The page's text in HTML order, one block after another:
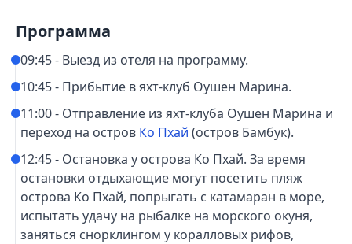
Программа
09:45 - Выезд из отеля на программу.
10:45 - Прибытие в яхт-клуб Оушен Марина.
11:00 - Отправление из яхт-клуба Оушен Марина и
переход на остров Ко Пхай (остров Бамбук).
12:45 - Остановка у острова Ко Пхай. За время
остановки отдыхающие могут посетить пляж
острова Ко Пхай, попрыгать с катамаран в море,
испытать удачу на рыбалке на морского окуня,
заняться снорклингом у коралловых рифов,